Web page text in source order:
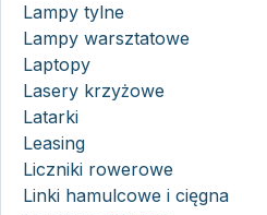
Lampy tylne
Lampy warsztatowe
Laptopy
Lasery krzyżowe
Latarki
Leasing
Liczniki rowerowe
Linki hamulcowe i cięgna